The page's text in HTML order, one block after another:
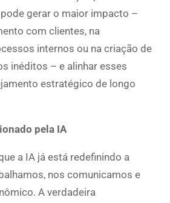
gerar o maior impacto –
com clientes, na
internos ou na criação de
inéditos – e alinhar esses
estratégico de longo
pela IA
a IA já está redefinindo a
nos comunicamos e
A verdadeira